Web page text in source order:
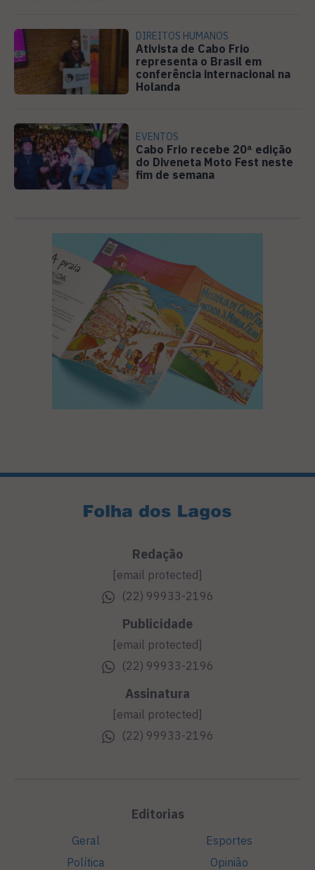
DIREITOS HUMANOS
Ativista de Cabo Frio
representa o Brasil em
conferência internacional na
Holanda
EVENTOS
Cabo Frio recebe 20ª edição
do Diveneta Moto Fest neste
fim de semana
Redação
[email protected]
(22) 99933-2196
Publicidade
[email protected]
(22) 99933-2196
Assinatura
[email protected]
(22) 99933-2196
Editorias
Geral
Política
Esportes
Opinião